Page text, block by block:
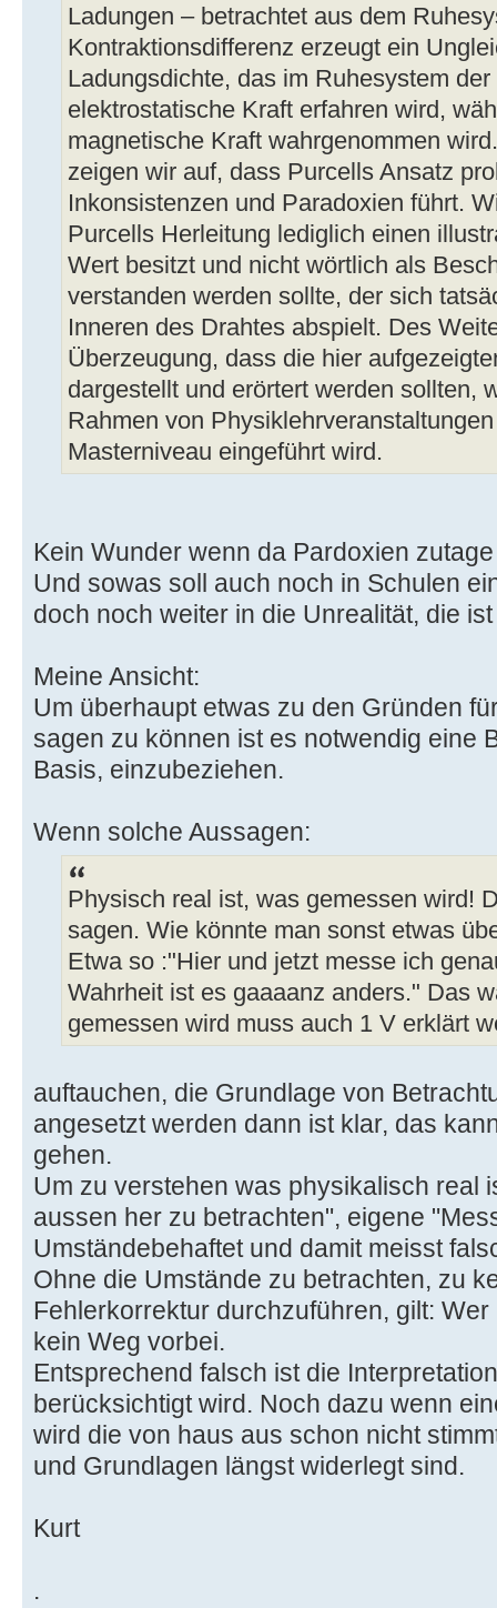
Ladungen – betrachtet aus dem
Kontraktionsdifferenz erzeugt ein
Ladungsdichte, das im Ruhesystem
elektrostatische Kraft erfahren wird,
magnetische Kraft wahrgenommen
zeigen wir auf, dass Purcells Ansatz
Inkonsistenzen und Paradoxien führt.
Purcells Herleitung lediglich einen
Wert besitzt und nicht wörtlich als
verstanden werden sollte, der sich
Inneren des Drahtes abspielt. Des
Überzeugung, dass die hier
dargestellt und erörtert werden sollten,
Rahmen von
Masterniveau eingeführt wird.
Kein Wunder wenn da Pardoxien
Und sowas soll auch noch in Schulen
doch noch weiter in die Unrealität, die
Meine Ansicht:
Um überhaupt etwas zu den Gründen
sagen zu können ist es notwendig eine
Basis, einzubeziehen.
Wenn solche Aussagen:
Physisch real ist, was gemessen wird!
sagen. Wie könnte man sonst etwas
Etwa so :"Hier und jetzt messe ich
Wahrheit ist es gaaaanz anders." Das
gemessen wird muss auch 1 V erklärt
auftauchen, die Grundlage von
angesetzt werden dann ist klar, das
gehen.
Um zu verstehen was physikalisch real
aussen her zu betrachten", eigene
Umständebehaftet und damit meisst
Ohne die Umstände zu betrachten, zu
Fehlerkorrektur durchzuführen, gilt:
kein Weg vorbei.
Entsprechend falsch ist die
berücksichtigt wird. Noch dazu wenn
wird die von haus aus schon nicht
und Grundlagen längst widerlegt sind.
Kurt
.